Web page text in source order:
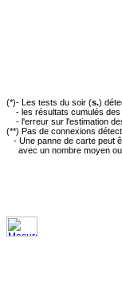
(*)- Les tests du soir (s.)
- les résultats cumulés des
- l'erreur sur l'estimation
(**) Pas de connexions
- Une panne de carte peut
avec un nombre moyen ou